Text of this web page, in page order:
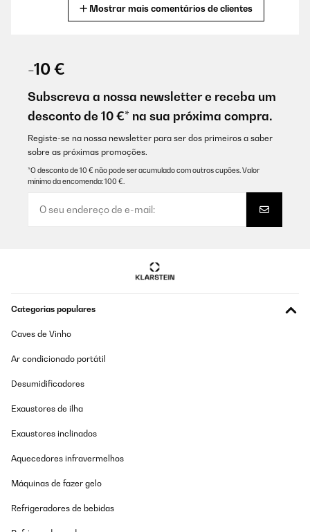
30 Grad Celsius im Home Office wieder lebenswert!
Amazon-Benutzer
Traduzir
AVALIAÇÃO COMPROVADA
appareil abîmé aprés déballage mais problème résolu
27/07/2025
Kühlt gut, Einbindung in WLAN unproblematisch. Allerdings
funktioniert nur rudimentär: an/aus/kühlen/Fan/timer und
die Fangeschwindigkeit auch nicht. - Das dunkle Layout ist nur
Mostrar mais comentários de clientes
-10 €
Subscreva a nossa newsletter e receba um
desconto de 10 €* na sua próxima compra.
Registe-se na nossa newsletter para ser dos primeiros a saber
sobre as próximas promoções.
*O desconto de 10 € não pode ser acumulado com outros cupões. Valor
mínimo da encomenda: 100 €.
Categorias populares
Caves de Vinho
Ar condicionado portátil
Desumidificadores
Exaustores de ilha
Exaustores inclinados
Aquecedores infravermelhos
Máquinas de fazer gelo
Refrigeradores de bebidas